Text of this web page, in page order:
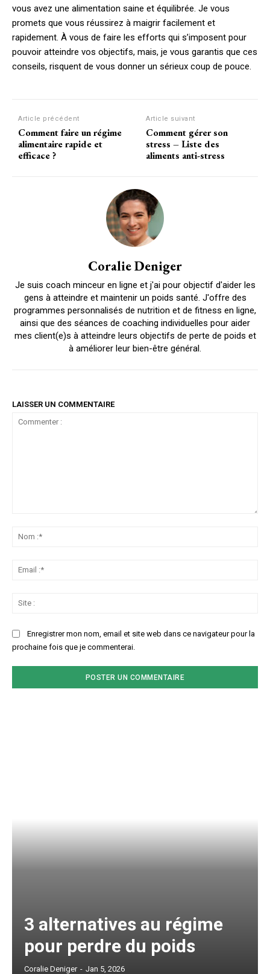
vous avez une alimentation saine et équilibrée. Je vous
promets que vous réussirez à maigrir facilement et
rapidement. À vous de faire les efforts qui s’imposent pour
pouvoir atteindre vos objectifs, mais, je vous garantis que ces
conseils, risquent de vous donner un sérieux coup de pouce.
Article précédent
Comment faire un régime
alimentaire rapide et
efficace ?
Article suivant
Comment gérer son
stress – Liste des
aliments anti-stress
Coralie Deniger
Je suis coach minceur en ligne et j'ai pour objectif d'aider les
gens à atteindre et maintenir un poids santé. J'offre des
programmes personnalisés de nutrition et de fitness en ligne,
ainsi que des séances de coaching individuelles pour aider
mes client(e)s à atteindre leurs objectifs de perte de poids et
à améliorer leur bien-être général.
LAISSER UN COMMENTAIRE
Enregistrer mon nom, email et site web dans ce navigateur pour la
prochaine fois que je commenterai.
3 alternatives au régime
pour perdre du poids
Coralie Deniger - Jan 5, 2026